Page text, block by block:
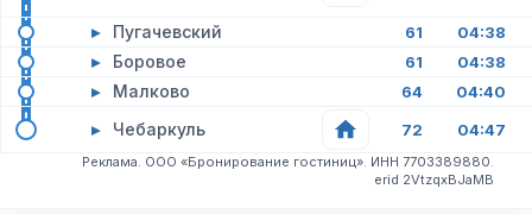
▸ Пугачевский 61 04:38
▸ Боровое 61 04:38
▸ Малково 64 04:40
▸ Чебаркуль 72 04:47
Реклама. ООО «Бронирование гостиниц». ИНН 7703389880.
erid 2VtzqxBJaMB